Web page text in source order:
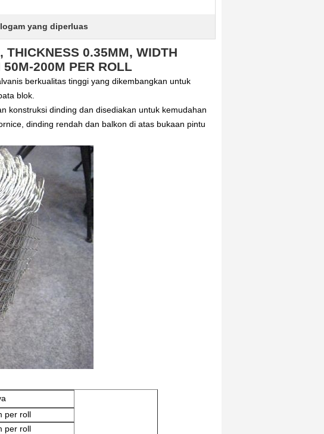
yang diperluas
0.35MM, WIDTH
200M PER ROLL
berkualitas tinggi yang dikembangkan untuk
blok.
konstruksi dinding dan disediakan untuk kemudahan
dinding rendah dan balkon di atas bukaan pintu
per roll
per roll